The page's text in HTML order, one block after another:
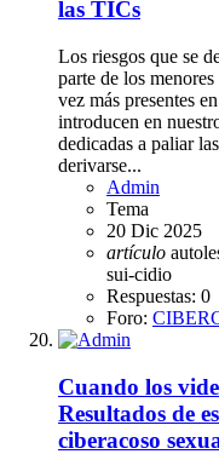
las TICs
Los riesgos que se
parte de los
vez más presentes
introducen en
dedicadas a paliar
derivarse...
Admin
Tema
20 Dic 2025
artículo
sui-cidio
Respuestas: 0
Foro:
Cuando los
Resultados de
ciberacoso